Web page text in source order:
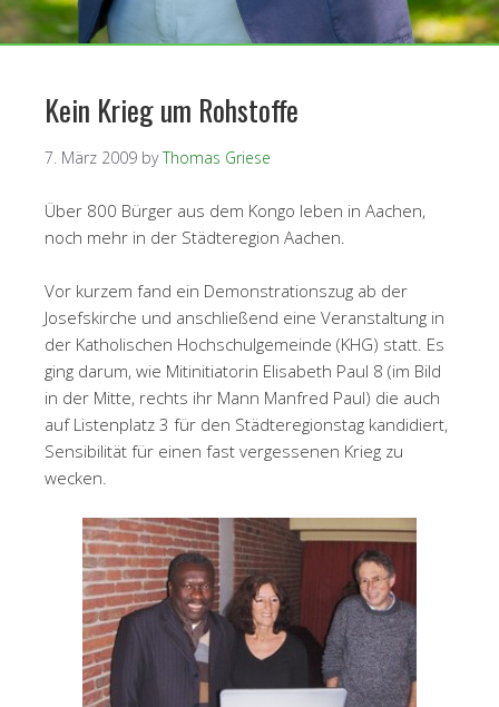
Kein Krieg um Rohstoffe
7. März 2009 byThomas Griese
Über 800 Bürger aus dem Kongo leben in Aachen,
noch mehr in der Städteregion Aachen.
Vor kurzem fand ein Demonstrationszug ab der
Josefskirche und anschließend eine Veranstaltung in
der Katholischen Hochschulgemeinde (KHG) statt. Es
ging darum, wie Mitinitiatorin Elisabeth Paul 8 (im Bild
in der Mitte, rechts ihr Mann Manfred Paul) die auch
auf Listenplatz 3 für den Städteregionstag kandidiert,
Sensibilität für einen fast vergessenen Krieg zu
wecken.